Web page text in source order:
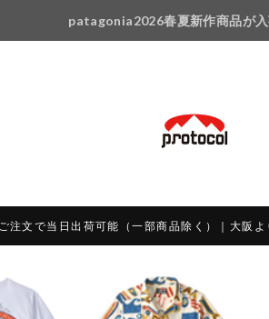
patagonia2026春夏新作商品が入
注文で当日出荷可能（一部商品除く）｜大阪